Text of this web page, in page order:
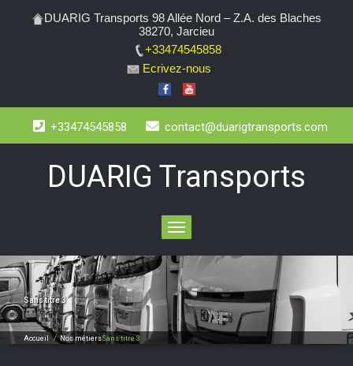
DUARIG Transports 98 Allée Nord – Z.A. des Blaches
38270, Jarcieu
+33474545858
Ecrivez-nous
+33474545858 contact@duarigtransports.com
DUARIG Transports
Toggle
navigation
Sans titre 3
Accueil / Nos métiersSans titre 3